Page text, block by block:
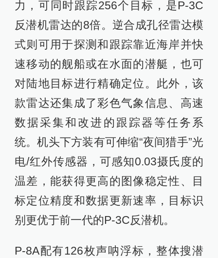
力，可同时跟踪256个目标，是P-3C
反潜机雷达的8倍。逆合成孔径雷达模
式则可用于探测和跟踪靠近海岸并快
速移动的舰船或在水面的潜艇，也可
对陆地目标进行精确定位。此外，该
款雷达还集成了彩色气象信息、高速
数据采集和改进的跟踪器等任务系
统。机头下方装有可伸缩“夜间猎手”光
电/红外传感器，可感知0.03摄氏度的
温差，能获得更高的图像稳定性、目
标定位精度和数据更新速率，目标识
别更优于前一代的P-3C反潜机。
P-8A配有126枚声呐浮标，整体搜潜